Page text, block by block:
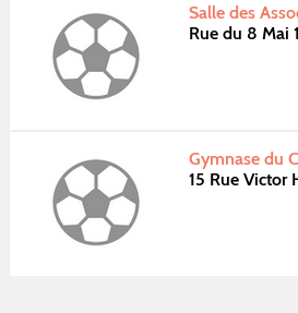
Salle des
Rue du 8 Mai
Gymnase du
15 Rue Victor